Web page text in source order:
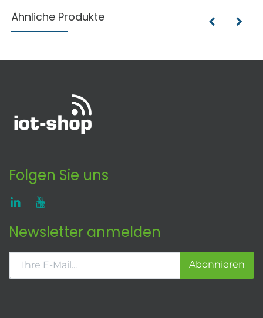
Ähnliche Produkte
Folgen Sie uns
Newsletter anmelden
Abonnieren